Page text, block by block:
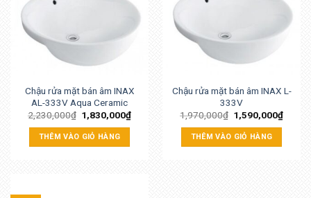
Chậu rửa mặt bán âm INAX
AL-333V Aqua Ceramic
2,230,000₫ 1,830,000₫
THÊM VÀO GIỎ HÀNG
Chậu rửa mặt bán âm INAX L-
333V
1,970,000₫ 1,590,000₫
THÊM VÀO GIỎ HÀNG